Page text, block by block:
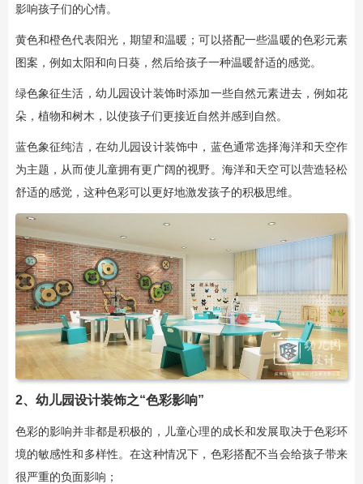
影响孩子们的心情。
黄色和橙色代表阳光，期望和温暖；可以搭配一些温暖的色彩元素
图案，例如太阳和向日葵，然后给孩子一种温暖舒适的感觉。
绿色象征生活，幼儿园设计装饰时添加一些自然元素进去，例如花
朵，植物和树木，以使孩子们更接近自然并感到自然。
蓝色象征纯洁，在幼儿园设计装饰中，蓝色通常选择海洋和天空作
为主题，从而使儿童拥有更广阔的视野。海洋和天空可以营造轻松
舒适的感觉，这种色彩可以更好地激发孩子的积极思维。
2、幼儿园设计装饰之“色彩影响”
色彩的影响并非都是积极的，儿童心理的成长和发展取决于色彩环
境的敏感性和多样性。在这种情况下，色彩搭配不当会给孩子带来
很严重的负面影响；